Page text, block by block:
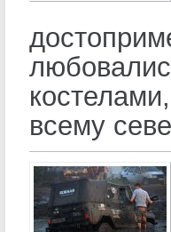
всему